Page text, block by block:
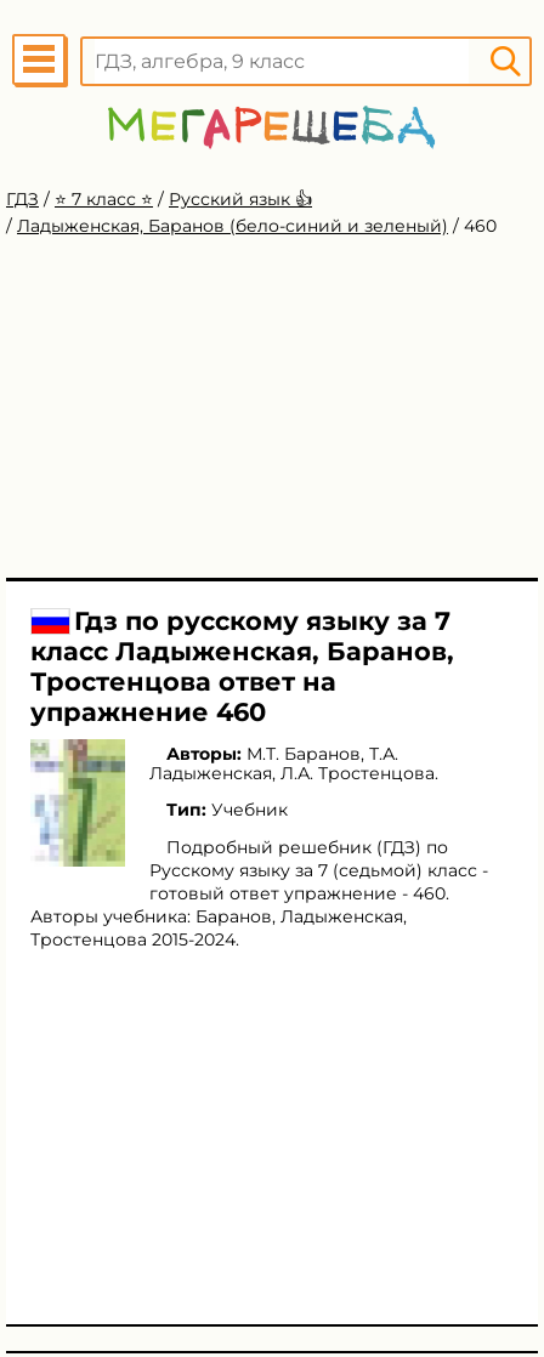
ГДЗ / ⭐️ 7 класс ⭐️ / Русский язык 👍
/ Ладыженская, Баранов (бело-синий и зеленый) / 460
Гдз по русскому языку за 7
класс Ладыженская, Баранов,
Тростенцова ответ на
упражнение 460
Авторы: М.Т. Баранов, Т.А.
Ладыженская, Л.А. Тростенцова.
Тип: Учебник
Подробный решебник (ГДЗ) по
Русскому языку за 7 (седьмой) класс -
готовый ответ упражнение - 460.
Авторы учебника: Баранов, Ладыженская,
Тростенцова 2015-2024.